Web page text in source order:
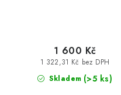
Skladem (>5 ks)
1 322,31 Kč bez DPH
1 600 Kč